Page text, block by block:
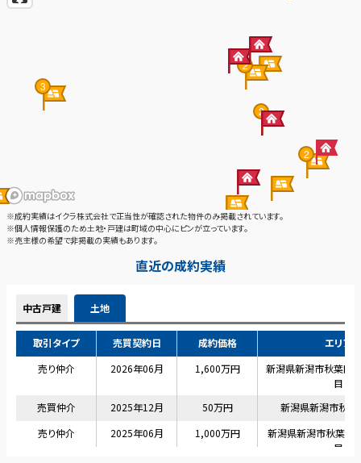
2
2
2
3
※成約実績はイクラ株式会社で正当性が確認された物件のみ掲載されています。
※個人情報保護のため土地・戸建は町域の中心にピンが立っています。
※売主様の希望で非掲載の実績もあります。
直近の成約実績
中古戸建 土地
取引タイプ 売買契約日 成約価格
エリア
売り仲介
2026年06月 1,600万円
新潟県新潟市秋葉区
目
売買仲介
2025年12月 50万円
新潟県新潟市秋葉
売り仲介
2025年06月 1,000万円
新潟県新潟市秋葉区
目